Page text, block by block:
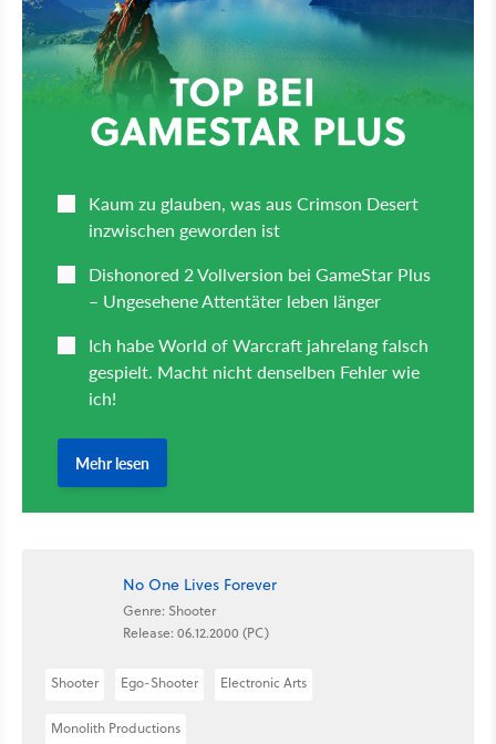
No One Lives Forever
Genre: Shooter
Release: 06.12.2000 (PC)
Shooter Ego-Shooter Electronic Arts
Monolith Productions